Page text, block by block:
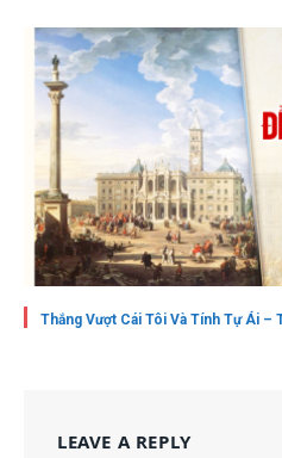
Thắng Vượt Cái Tôi Và Tính Tự Ái
LEAVE A REPLY